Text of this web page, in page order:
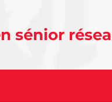
sénior